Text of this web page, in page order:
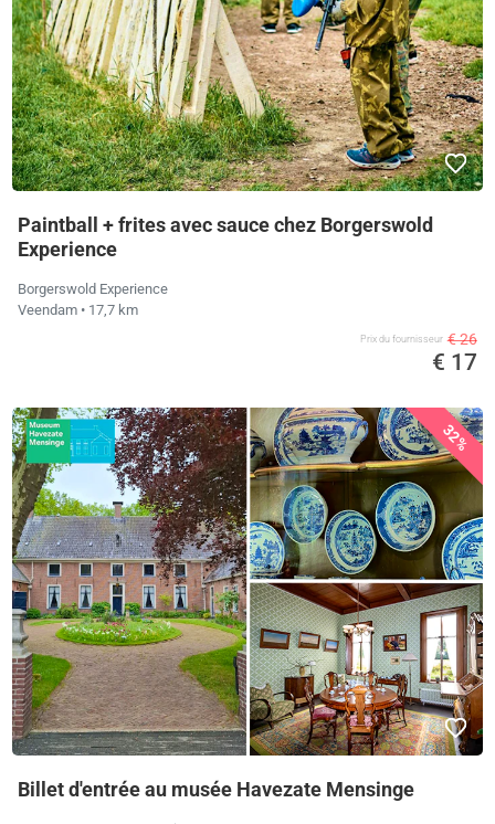
Paintball + frites avec sauce chez Borgerswold
Experience
Borgerswold Experience
Veendam • 17,7 km
Prix ​​du fournisseur € 26
€ 17
32%
Billet d'entrée au musée Havezate Mensinge